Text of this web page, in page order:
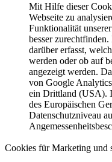
Mit Hilfe dieser
Webseite zu
Funktionalität
besser
darüber erfasst,
werden oder ob auf
angezeigt werden.
von Google
ein Drittland (USA).
des Europäischen
Datenschutzniveau
Cookies für Marketing und